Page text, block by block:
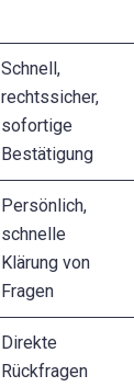
Schnell,
rechtssicher,
sofortige
Bestätigung
Persönlich,
schnelle
Klärung von
Fragen
Direkte
Rückfragen